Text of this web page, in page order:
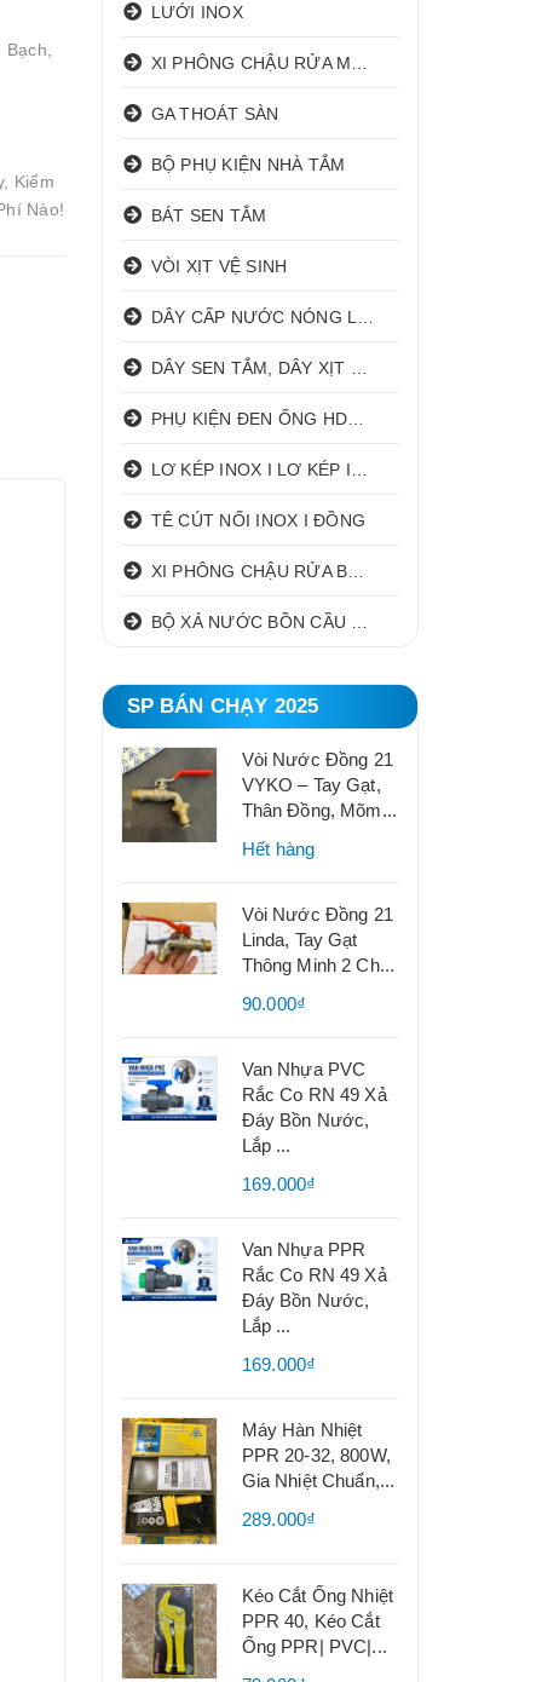
Kiểm
Nào!
LƯỚI INOX
GA THOÁT SÀN
BỘ PHỤ KIỆN NHÀ TẮM
BÁT SEN TẮM
VÒI XỊT VỆ SINH
TÊ CÚT NỐI INOX I ĐỒNG
SP BÁN CHẠY 2025
Vòi Nước Đồng 21
VYKO – Tay Gạt,
Thân Đồng, Mõm...
Hết hàng
Vòi Nước Đồng 21
Linda, Tay Gạt
Thông Minh 2 Ch...
90.000₫
Van Nhựa PVC
Rắc Co RN 49 Xả
Đáy Bồn Nước,
Lắp ...
169.000₫
Van Nhựa PPR
Rắc Co RN 49 Xả
Đáy Bồn Nước,
Lắp ...
169.000₫
Máy Hàn Nhiệt
PPR 20-32, 800W,
Gia Nhiệt Chuẩn,...
289.000₫
Kéo Cắt Ống Nhiệt
PPR 40, Kéo Cắt
Ống PPR| PVC|...